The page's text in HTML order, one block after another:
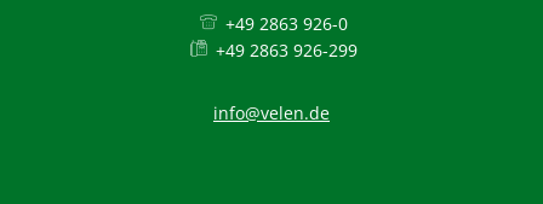
+49 2863 926-0
+49 2863 926-299
info@velen.de